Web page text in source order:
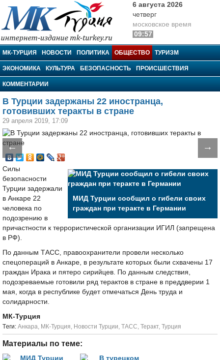
МК-Турция
6 августа 2026
четверг
московское время
09:57
МК-ТУРЦИЯ НОВОСТИ ПОЛИТИКА ОБЩЕСТВО ТУРИЗМ
ЭКОНОМИКА КУЛЬТУРА БЕЗОПАСНОСТЬ ПРОИСШЕСТВИЯ
КОММЕНТАРИИ
В Турции задержаны 22 иностранца,
готовивших теракты в стране
29 апреля 2019, 17:09
← →
МИД Турции сообщил о гибели своих
граждан при теракте в Германии
Силы
безопасности
Турции задержали
в Анкаре 22
человека по
подозрению в
причастности к террористической организации ИГИЛ (запрещена
в РФ).
По данным ТАСС, правоохранители провели несколько
спецопераций в Анкаре, в результате которых были схвачены 17
граждан Ирака и пятеро сирийцев. По данным следствия,
подозреваемые готовили ряд терактов в стране в преддверии 1
мая, когда в республике будет отмечаться День труда и
солидарности.
МК-Турция
Tеги: Анкара, МК-Турция, Новости Турции, ТАСС, Теракт, Турция
Материалы по теме: